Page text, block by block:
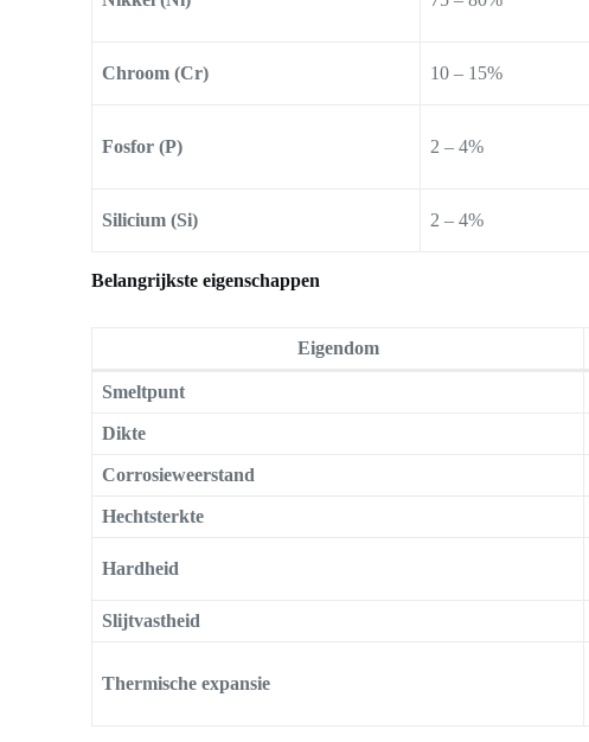
Chroom (Cr) 10 – 15%
Fosfor (P) 2 – 4%
Silicium (Si) 2 – 4%
Belangrijkste eigenschappen
Eigendom
Smeltpunt
Dikte
Corrosieweerstand
Hechtsterkte
Hardheid
Slijtvastheid
Thermische expansie